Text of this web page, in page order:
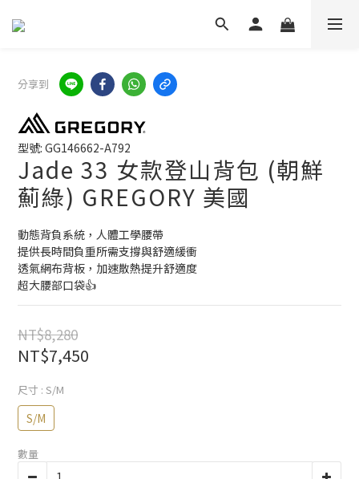
分享到
型號: GG146662-A792
Jade 33 女款登山背包 (朝鮮
薊綠) GREGORY 美國
動態背負系統，人體工學腰帶
提供長時間負重所需支撐與舒適緩衝
透氣網布背板，加速散熱提升舒適度
超大腰部口袋👍
NT$8,280
NT$7,450
尺寸 : S/M
S/M
數量